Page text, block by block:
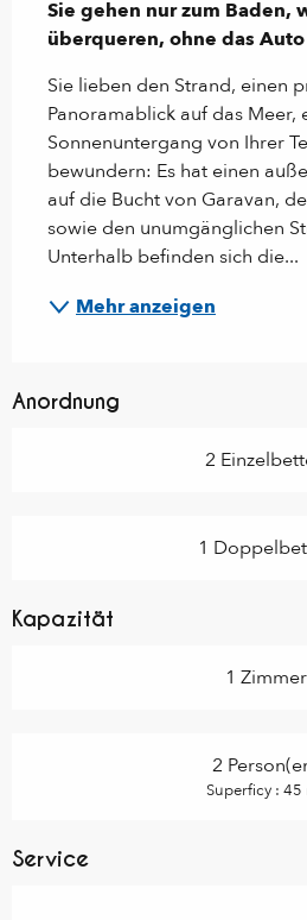
Sie gehen nur zum Baden,
überqueren, ohne das
Sie lieben den Strand, einen
Panoramablick auf das Meer,
Sonnenuntergang von Ihrer
bewundern: Es hat einen
auf die Bucht von Garavan,
sowie den unumgänglichen
Unterhalb befinden sich die...
Mehr anzeigen
Anordnung
2
1
Kapazität
1 Zimmer
2
Superficy : 45
Service